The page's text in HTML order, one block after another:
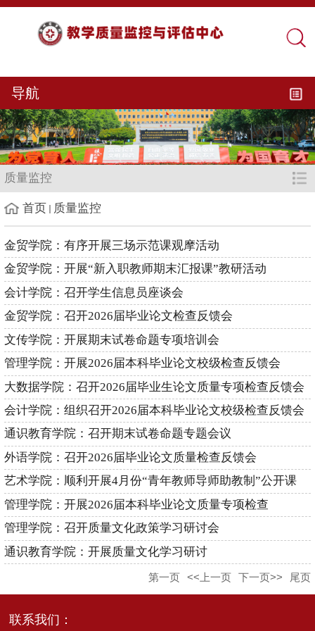
导航
质量监控
首页 质量监控
金贸学院：有序开展三场示范课观摩活动
金贸学院：开展“新入职教师期末汇报课”教研活动
会计学院：召开学生信息员座谈会
金贸学院：召开2026届毕业论文检查反馈会
文传学院：开展期末试卷命题专项培训会
管理学院：开展2026届本科毕业论文校级检查反馈会
大数据学院：召开2026届毕业生论文质量专项检查反馈会
会计学院：组织召开2026届本科毕业论文校级检查反馈会
通识教育学院：召开期末试卷命题专题会议
外语学院：召开2026届毕业论文质量检查反馈会
艺术学院：顺利开展4月份“青年教师导师助教制”公开课
管理学院：开展2026届本科毕业论文质量专项检查
管理学院：召开质量文化政策学习研讨会
通识教育学院：开展质量文化学习研讨
第一页 <<上一页 下一页>> 尾页
联系我们：